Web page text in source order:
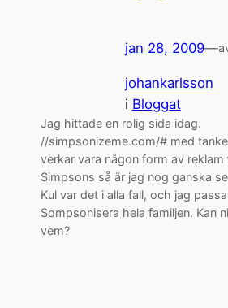
jan 28, 2009—
johankarlsson
i Bloggat
Jag hittade en rolig sida idag.
//simpsonizeme.com/# med
verkar vara någon form av
Simpsons så är jag nog ganska
Kul var det i alla fall, och jag
Sompsonisera hela familjen. Kan
vem?